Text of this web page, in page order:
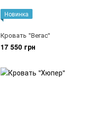
Новинка
Кровать "Вегас"
17 550 грн